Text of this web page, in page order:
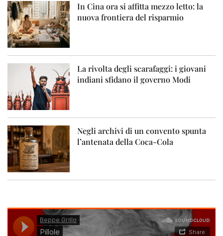
In Cina ora si affitta mezzo letto: la
nuova frontiera del risparmio
La rivolta degli scarafaggi: i giovani
indiani sfidano il governo Modi
Negli archivi di un convento spunta
l’antenata della Coca-Cola